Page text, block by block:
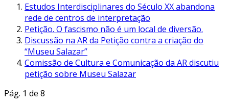
Estudos Interdisciplinares do Século XX abandona
rede de centros de interpretação
Petição. O fascismo não é um local de diversão.
Discussão na AR da Petição contra a criação do
“Museu Salazar”
Comissão de Cultura e Comunicação da AR discutiu
petição sobre Museu Salazar
Pág. 1 de 8